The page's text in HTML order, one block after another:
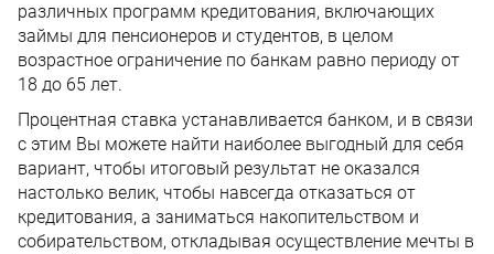
различных программ кредитования, включающих
займы для пенсионеров и студентов, в целом
возрастное ограничение по банкам равно периоду от
18 до 65 лет.
Процентная ставка устанавливается банком, и в связи
с этим Вы можете найти наиболее выгодный для себя
вариант, чтобы итоговый результат не оказался
настолько велик, чтобы навсегда отказаться от
кредитования, а заниматься накопительством и
собирательством, откладывая осуществление мечты в